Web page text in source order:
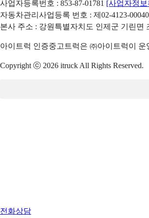
사업자등록번호 : 853-87-01781 [사업자정
자동차관리사업등록 번호 : 제02-4123-
본사 주소 : 강원특별자치도 인제군 기린면
아이트럭 인증중고트럭은 ㈜아이트럭이
Copyright ⓒ 2026 itruck All Rights Reserved.
전화상담